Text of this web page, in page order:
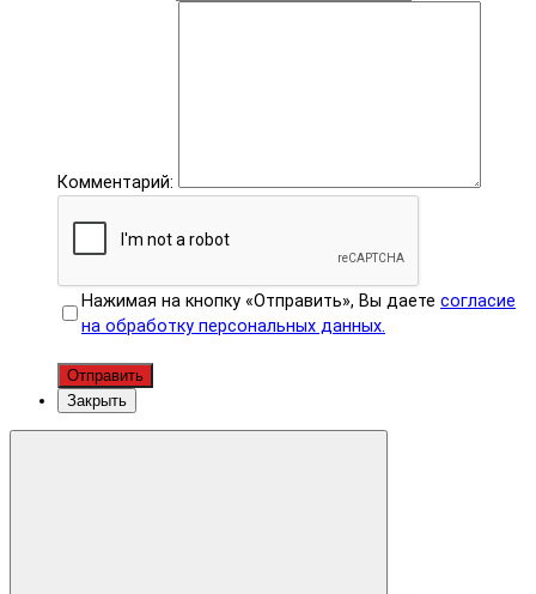
Комментарий:
Нажимая на кнопку «Отправить», Вы даете согласие
на обработку персональных данных.
Отправить
Закрыть